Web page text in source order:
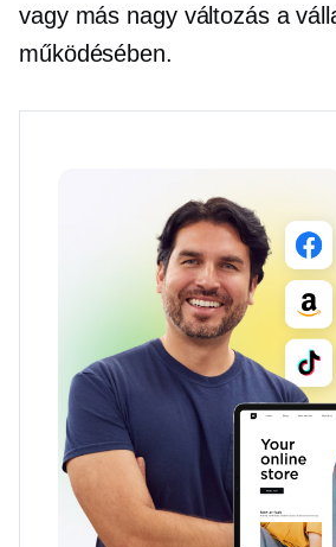
vagy más nagy változás a
működésében.